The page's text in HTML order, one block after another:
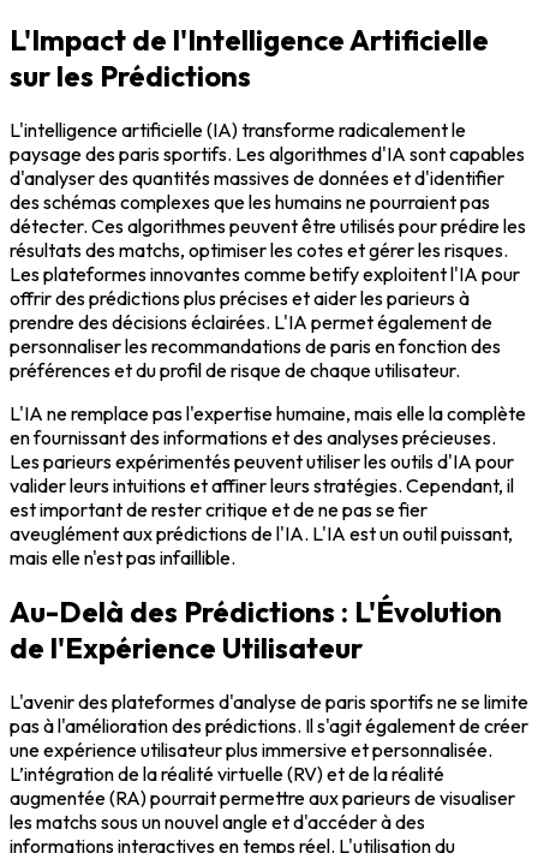
L'Impact de l'Intelligence Artificielle
sur les Prédictions
L'intelligence artificielle (IA) transforme radicalement le
paysage des paris sportifs. Les algorithmes d'IA sont capables
d'analyser des quantités massives de données et d'identifier
des schémas complexes que les humains ne pourraient pas
détecter. Ces algorithmes peuvent être utilisés pour prédire les
résultats des matchs, optimiser les cotes et gérer les risques.
Les plateformes innovantes comme betify exploitent l'IA pour
offrir des prédictions plus précises et aider les parieurs à
prendre des décisions éclairées. L'IA permet également de
personnaliser les recommandations de paris en fonction des
préférences et du profil de risque de chaque utilisateur.
L'IA ne remplace pas l'expertise humaine, mais elle la complète
en fournissant des informations et des analyses précieuses.
Les parieurs expérimentés peuvent utiliser les outils d'IA pour
valider leurs intuitions et affiner leurs stratégies. Cependant, il
est important de rester critique et de ne pas se fier
aveuglément aux prédictions de l'IA. L'IA est un outil puissant,
mais elle n'est pas infaillible.
Au-Delà des Prédictions : L'Évolution
de l'Expérience Utilisateur
L'avenir des plateformes d'analyse de paris sportifs ne se limite
pas à l'amélioration des prédictions. Il s'agit également de créer
une expérience utilisateur plus immersive et personnalisée.
L’intégration de la réalité virtuelle (RV) et de la réalité
augmentée (RA) pourrait permettre aux parieurs de visualiser
les matchs sous un nouvel angle et d'accéder à des
informations interactives en temps réel. L'utilisation du